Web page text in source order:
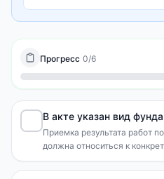
Прогресс 0/6
В акте указан вид
Приемка результата работ
должна относиться к
этапу.